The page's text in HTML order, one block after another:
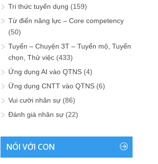
Tri thức tuyển dụng (159)
Từ điển năng lực – Core competency
(50)
Tuyển – Chuyện 3T – Tuyển mộ, Tuyển
chọn, Thử việc (433)
Ứng dụng AI vào QTNS (4)
Ứng dụng CNTT vào QTNS (6)
Vui cười nhân sự (86)
Đánh giá nhân sự (22)
NÓI VỚI CON